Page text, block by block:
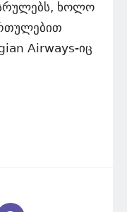
ხოლო
Airways-იც